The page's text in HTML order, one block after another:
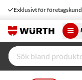
Exklusivt för